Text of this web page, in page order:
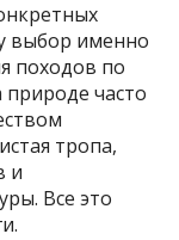
выбор именно
походов по
природе часто
тропа,
и
Все это